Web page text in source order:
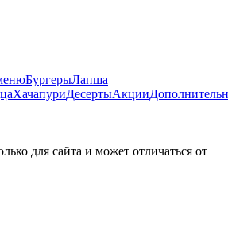
БургерыЛапша
ХачапуриДесертыАкции
для сайта и может отличаться от